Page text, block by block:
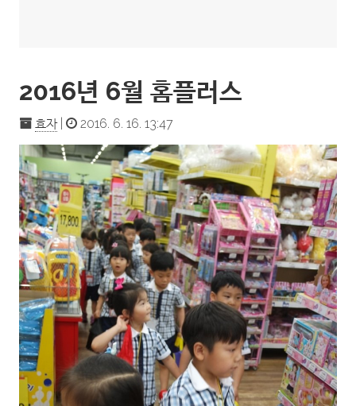
2016년 6월 홈플러스
효자| 2016. 6. 16. 13:47